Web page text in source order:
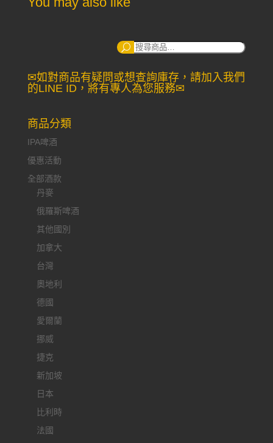
搜
✉如對商品有疑問或想查詢庫存，請加入我們
的LINE ID，將有專人為您服務✉
商品分類
IPA啤酒
優惠活動
全部酒款
丹麥
俄羅斯啤酒
其他國別
加拿大
台灣
奧地利
德國
愛爾蘭
挪威
捷克
新加坡
日本
比利時
法國